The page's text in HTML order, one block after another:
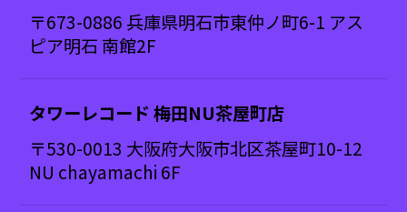
〒673-0886 兵庫県明石市東仲ノ町6-1 アス
ピア明石 南館2F
タワーレコード 梅田NU茶屋町店
〒530-0013 大阪府大阪市北区茶屋町10-12
NU chayamachi 6F